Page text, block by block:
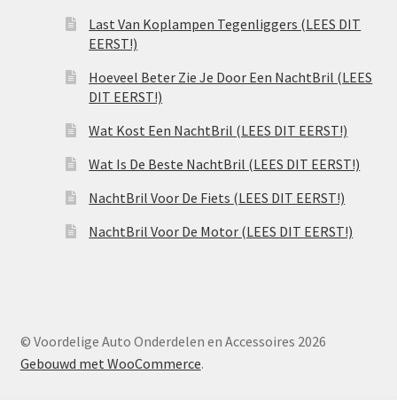
Last Van Koplampen Tegenliggers (LEES DIT
EERST!)
Hoeveel Beter Zie Je Door Een NachtBril (LEES
DIT EERST!)
Wat Kost Een NachtBril (LEES DIT EERST!)
Wat Is De Beste NachtBril (LEES DIT EERST!)
NachtBril Voor De Fiets (LEES DIT EERST!)
NachtBril Voor De Motor (LEES DIT EERST!)
© Voordelige Auto Onderdelen en Accessoires 2026
Gebouwd met WooCommerce.